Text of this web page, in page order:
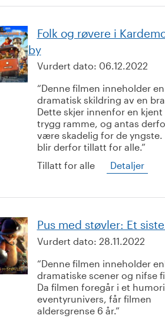
Folk og røvere i
by
Vurdert dato: 06.12.2022
Denne filmen inneholder
dramatisk skildring av en
Dette skjer innenfor en kjent
trygg ramme, og antas
være skadelig for de yngste.
blir derfor tillatt for alle.
Tillatt for alle
Detaljer
Pus med støvler: Et
Vurdert dato: 28.11.2022
Denne filmen inneholder
dramatiske scener og nifse
Da filmen foregår i et
eventyrunivers, får filmen
aldersgrense 6 år.